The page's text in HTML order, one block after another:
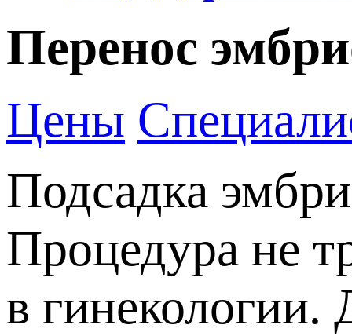
Перенос
Цены
Подсадка
Процедура не
в гинекологии.